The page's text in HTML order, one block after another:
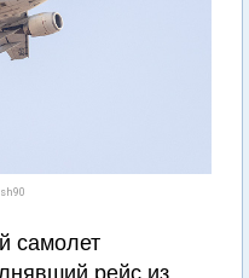
самолет
рейс из